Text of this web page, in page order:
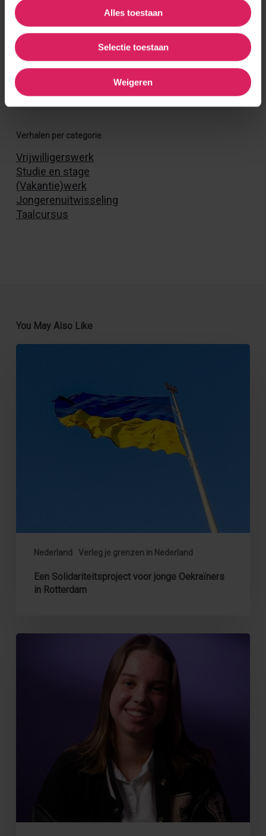
Alles toestaan
Selectie toestaan
Weigeren
Femke studeerde een half jaar in Barcelona
Verhalen per categorie
Vrijwilligerswerk
Studie en stage
(Vakantie)werk
Jongerenuitwisseling
Taalcursus
You May Also Like
Nederland Verleg je grenzen in Nederland
Oekraïners
Een Solidariteitsproject voor jonge Oekraïners
in Rotterdam
Jongerenparticipatieproject